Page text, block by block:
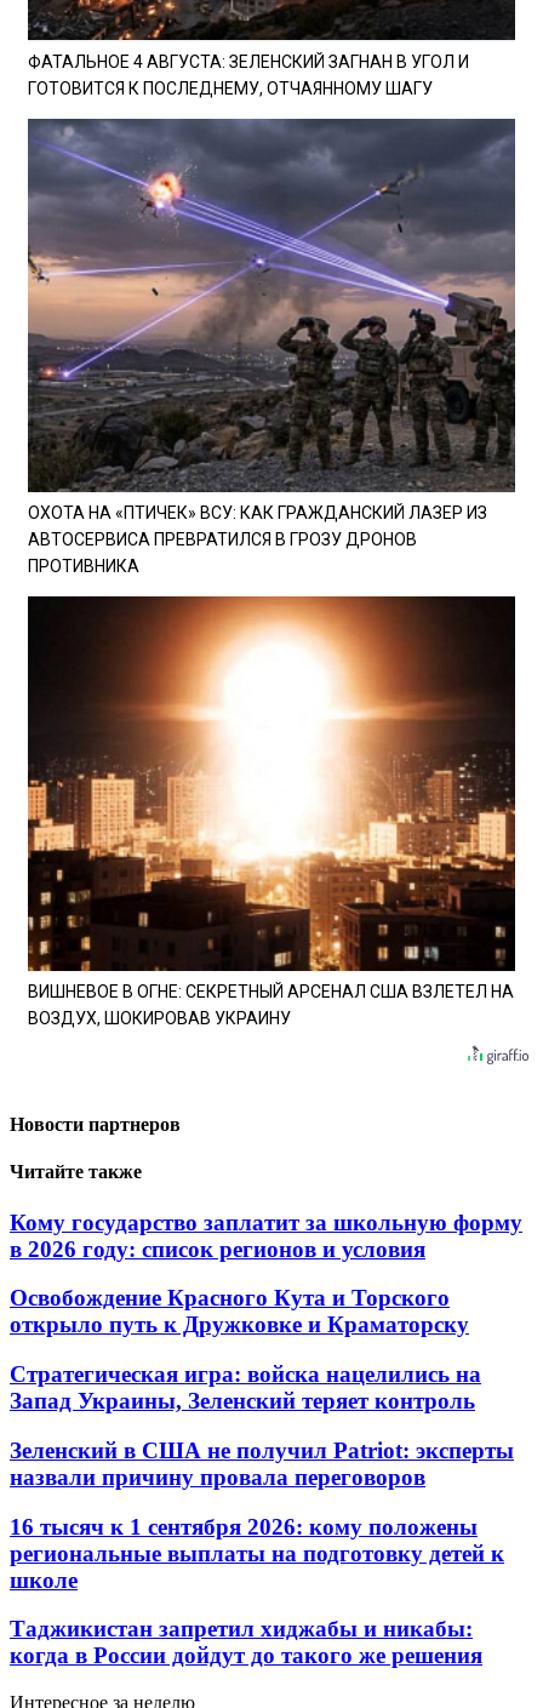
ФАТАЛЬНОЕ 4 АВГУСТА: ЗЕЛЕНСКИЙ ЗАГНАН В УГОЛ И
ГОТОВИТСЯ К ПОСЛЕДНЕМУ, ОТЧАЯННОМУ ШАГУ
ОХОТА НА «ПТИЧЕК» ВСУ: КАК ГРАЖДАНСКИЙ ЛАЗЕР ИЗ
АВТОСЕРВИСА ПРЕВРАТИЛСЯ В ГРОЗУ ДРОНОВ
ПРОТИВНИКА
ВИШНЕВОЕ В ОГНЕ: СЕКРЕТНЫЙ АРСЕНАЛ США ВЗЛЕТЕЛ НА
ВОЗДУХ, ШОКИРОВАВ УКРАИНУ
Новости партнеров
Читайте также
Кому государство заплатит за школьную форму
в 2026 году: список регионов и условия
Освобождение Красного Кута и Торского
открыло путь к Дружковке и Краматорску
Стратегическая игра: войска нацелились на
Запад Украины, Зеленский теряет контроль
Зеленский в США не получил Patriot: эксперты
назвали причину провала переговоров
16 тысяч к 1 сентября 2026: кому положены
региональные выплаты на подготовку детей к
школе
Таджикистан запретил хиджабы и никабы:
когда в России дойдут до такого же решения
Интересное за неделю